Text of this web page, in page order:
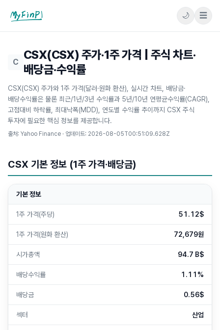
마이핀플
🌙 ☰
C
CSX(CSX) 주가·1주 가격 | 주식 차트·
배당금·수익률
CSX(CSX) 주가와 1주 가격(달러·원화 환산), 실시간 차트, 배당금·
배당수익률은 물론 최근/1년/3년 수익률과 5년/10년 연평균수익률(CAGR),
고점대비 하락률, 최대낙폭(MDD), 연도별 수익률 추이까지 CSX 주식
투자에 필요한 핵심 정보를 제공합니다.
출처: Yahoo Finance · 업데이트: 2026-08-05T00:51:09.628Z
CSX 기본 정보 (1주 가격·배당금)
기본 정보
1주 가격(주당) 51.12$
1주 가격(원화 환산) 72,679원
시가총액 94.7 B$
배당수익률 1.11%
배당금 0.56$
섹터 산업